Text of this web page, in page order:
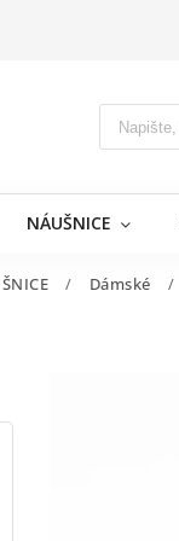
NÁUŠNICE
/ Dámské /